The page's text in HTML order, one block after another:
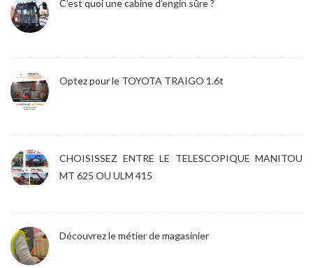
C’est quoi une cabine d’engin sûre ?
Optez pour le TOYOTA TRAIGO 1.6t
CHOISISSEZ ENTRE LE TELESCOPIQUE MANITOU
MT 625 OU ULM 415
Découvrez le métier de magasinier